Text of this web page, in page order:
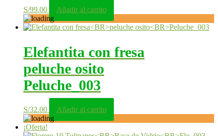
S/99.00 Añadir al carrito
Elefantita con fresa
peluche osito
Peluche_003
S/32.00 Añadir al carrito
¡Oferta!